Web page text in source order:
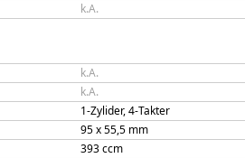
k.A.
k.A.
k.A.
1-Zylider, 4-Takter
95x55,5 mm
393ccm